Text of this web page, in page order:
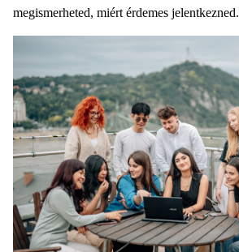
megismerheted, miért érdemes jelentkezned.